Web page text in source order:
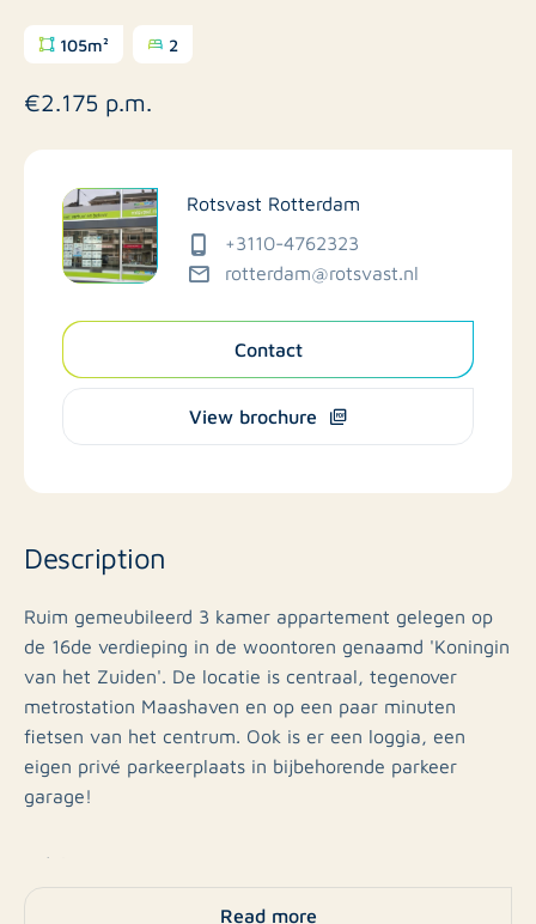
105m² 2
€2.175 p.m.
Rotsvast Rotterdam
+3110-4762323
rotterdam@rotsvast.nl
Contact
View brochure
Description
Ruim gemeubileerd 3 kamer appartement gelegen op
de 16de verdieping in de woontoren genaamd 'Koningin
van het Zuiden'. De locatie is centraal, tegenover
metrostation Maashaven en op een paar minuten
fietsen van het centrum. Ook is er een loggia, een
eigen privé parkeerplaats in bijbehorende parkeer
garage!
Indeling:
Read more